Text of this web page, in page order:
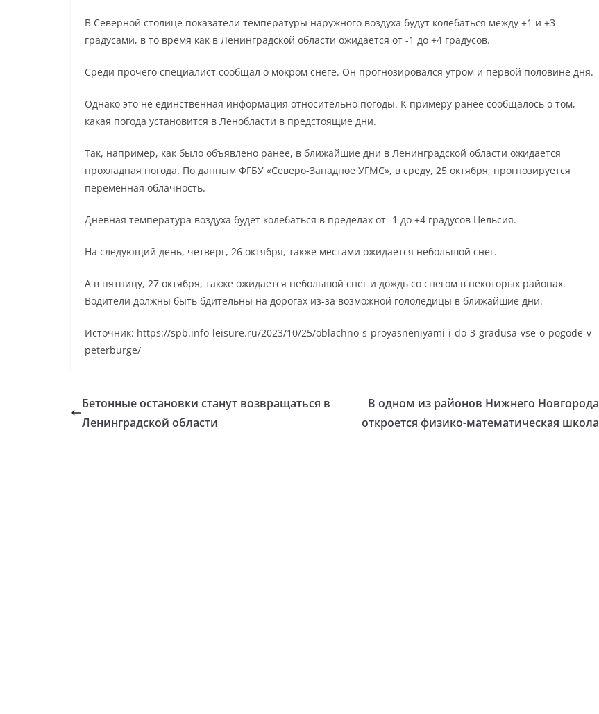
В Северной столице показатели температуры наружного воздуха будут колебаться между +1 и +3
градусами, в то время как в Ленинградской области ожидается от -1 до +4 градусов.
Среди прочего специалист сообщал о мокром снеге. Он прогнозировался утром и первой половине дня.
Однако это не единственная информация относительно погоды. К примеру ранее сообщалось о том,
какая погода установится в Ленобласти в предстоящие дни.
Так, например, как было объявлено ранее, в ближайшие дни в Ленинградской области ожидается
прохладная погода. По данным ФГБУ «Северо-Западное УГМС», в среду, 25 октября, прогнозируется
переменная облачность.
Дневная температура воздуха будет колебаться в пределах от -1 до +4 градусов Цельсия.
На следующий день, четверг, 26 октября, также местами ожидается небольшой снег.
А в пятницу, 27 октября, также ожидается небольшой снег и дождь со снегом в некоторых районах.
Водители должны быть бдительны на дорогах из-за возможной гололедицы в ближайшие дни.
Источник: https://spb.info-leisure.ru/2023/10/25/oblachno-s-proyasneniyami-i-do-3-gradusa-vse-o-pogode-v-
peterburge/
Бетонные остановки станут возвращаться в
Ленинградской области
В одном из районов Нижнего Новгорода
откроется физико-математическая школа